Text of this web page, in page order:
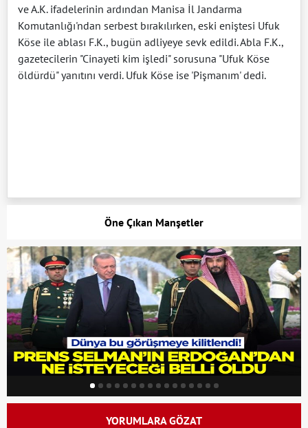
ve A.K. ifadelerinin ardından Manisa İl Jandarma
Komutanlığı'ndan serbest bırakılırken, eski eniştesi Ufuk
Köse ile ablası F.K., bugün adliyeye sevk edildi. Abla F.K.,
gazetecilerin "Cinayeti kim işledi" sorusuna "Ufuk Köse
öldürdü" yanıtını verdi. Ufuk Köse ise 'Pişmanım' dedi.
Öne Çıkan Manşetler
YORUMLARA GÖZAT